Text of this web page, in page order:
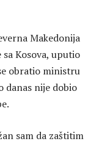
Makedonija
Kosova, uputio
obratio ministru
danas nije dobio
sam da zaštitim